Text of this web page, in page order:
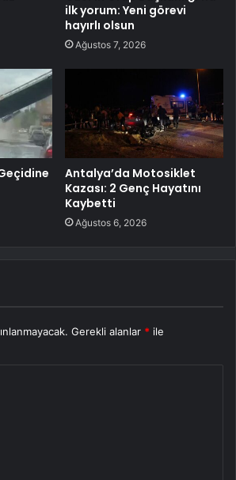
ilk yorum: Yeni görevi
hayırlı olsun
Ağustos 7, 2026
Antalya’da Motosiklet
Kazası: 2 Genç Hayatını
Kaybetti
Ağustos 6, 2026
Gerekli alanlar * ile